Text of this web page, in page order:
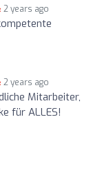
2 years ago
2 years ago
Mitarbeiter,
für ALLES!